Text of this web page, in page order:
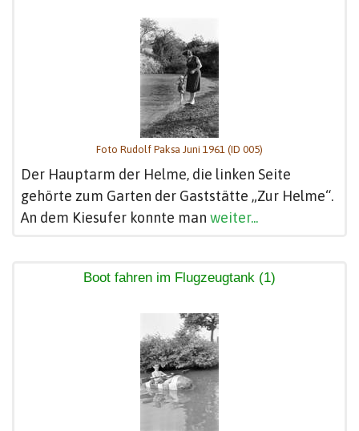
Foto Rudolf Paksa Juni 1961 (ID 005)
Der Hauptarm der Helme, die linken Seite
gehörte zum Garten der Gaststätte „Zur Helme“.
An dem Kiesufer konnte man weiter...
Boot fahren im Flugzeugtank (1)